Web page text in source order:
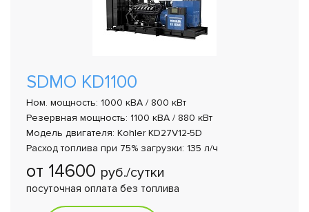
SDMO KD1100
Ном. мощность: 1000 кВА / 800 кВт
Резервная мощность: 1100 кВА / 880 кВт
Модель двигателя: Kohler KD27V12-5D
Расход топлива при 75% загрузки: 135 л/ч
от 14600 руб./сутки
посуточная оплата без топлива